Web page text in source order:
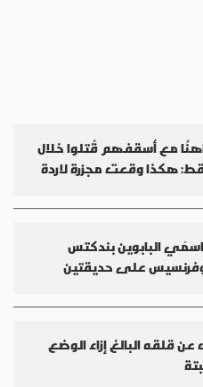
من 270 كاهنًا مع أسقفهم قُتلوا خلال
هكذا وقعت مجزرة لاردة
البابوين بندكتس
على حديقتين
عن قلقه البالغ إزاء الوضع